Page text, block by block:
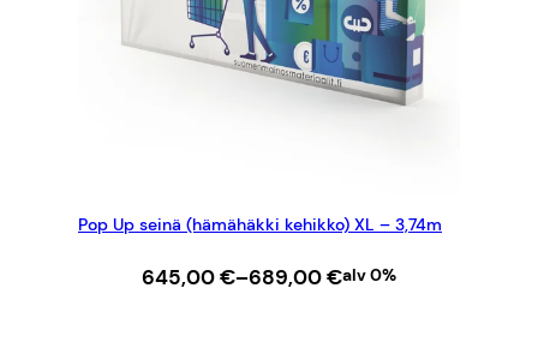
Pop Up seinä (hämähäkki kehikko) XL – 3,74m
645,00€–689,00€
Hintaluokka:
alv 0%